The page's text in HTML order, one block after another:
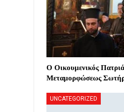
Ο Οικουμενικός
Μεταμορφώσεως
UNCATEGORIZED